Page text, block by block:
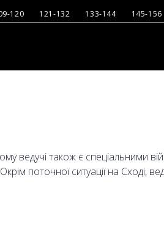
120 121-132 133-144
145-156
ведучі також є спеціальними
поточної ситуації на Сході,